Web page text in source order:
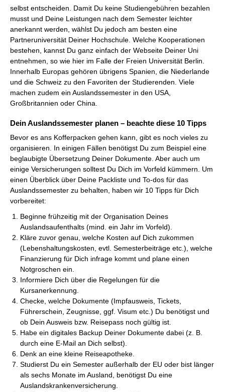
selbst entscheiden. Damit Du keine Studiengebühren bezahlen
musst und Deine Leistungen nach dem Semester leichter
anerkannt werden, wählst Du jedoch am besten eine
Partneruniversität Deiner Hochschule. Welche Kooperationen
bestehen, kannst Du ganz einfach der Webseite Deiner Uni
entnehmen, so wie hier im Falle der Freien Universität Berlin.
Innerhalb Europas gehören übrigens Spanien, die Niederlande
und die Schweiz zu den Favoriten der Studierenden. Viele
machen zudem ein Auslandssemester in den USA,
Großbritannien oder China.
Dein Auslandssemester planen – beachte diese 10 Tipps
Bevor es ans Kofferpacken gehen kann, gibt es noch vieles zu
organisieren. In einigen Fällen benötigst Du zum Beispiel eine
beglaubigte Übersetzung Deiner Dokumente. Aber auch um
einige Versicherungen solltest Du Dich im Vorfeld kümmern. Um
einen Überblick über Deine Packliste und To-dos für das
Auslandssemester zu behalten, haben wir 10 Tipps für Dich
vorbereitet:
Beginne frühzeitig mit der Organisation Deines
Auslandsaufenthalts (mind. ein Jahr im Vorfeld).
Kläre zuvor genau, welche Kosten auf Dich zukommen
(Lebenshaltungskosten, evtl. Semesterbeiträge etc.), welche
Finanzierung für Dich infrage kommt und plane einen
Notgroschen ein.
Informiere Dich über die Regelungen für die
Kursanerkennung.
Checke, welche Dokumente (Impfausweis, Tickets,
Führerschein, Zeugnisse, ggf. Visum etc.) Du benötigst und
ob Dein Ausweis bzw. Reisepass noch gültig ist.
Habe ein digitales Backup Deiner Dokumente dabei (z. B.
durch eine E-Mail an Dich selbst).
Denk an eine kleine Reiseapotheke.
Studierst Du ein Semester außerhalb der EU oder bist länger
als sechs Monate im Ausland, benötigst Du eine
Auslandskrankenversicherung.